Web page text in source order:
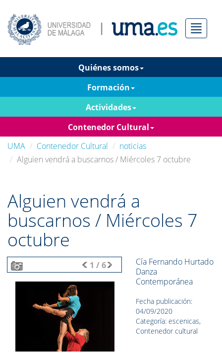
Menú
Quiénes somos
Formación
Actividades
Contenedor Cultural
UMA
Contenedor Cultural
noticias
Alguien vendrá a buscarnos / Miércoles 7 octubre
Alguien vendrá a
buscarnos / Miércoles 7
octubre
1 / 6
Cía Fernando Hurtado
Danza
Contemporánea
Fecha publicación:
04/09/2020
Categoría: escenicas,
Contenedor cultural